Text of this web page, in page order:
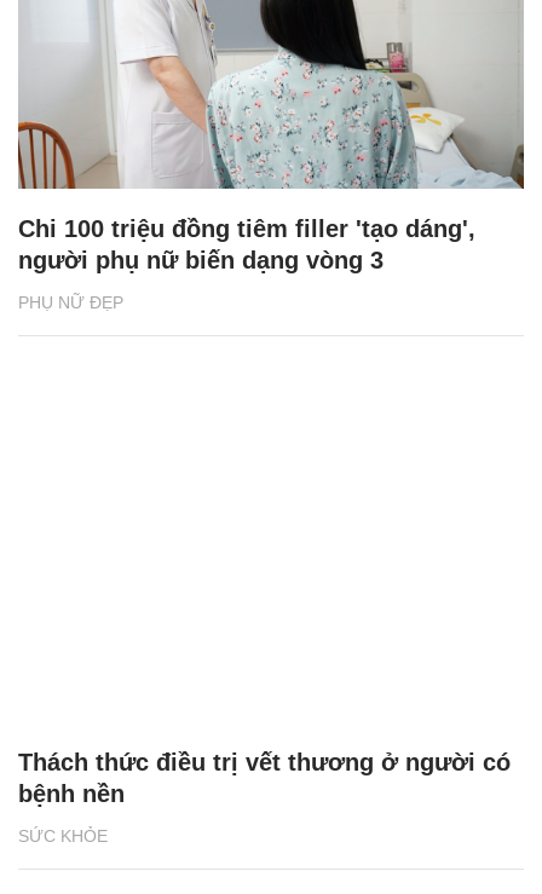
PHỤ NỮ ĐẸP
Chi 100 triệu đồng tiêm filler 'tạo dáng',
người phụ nữ biến dạng vòng 3
SỨC KHỎE
Thách thức điều trị vết thương ở người có
bệnh nền